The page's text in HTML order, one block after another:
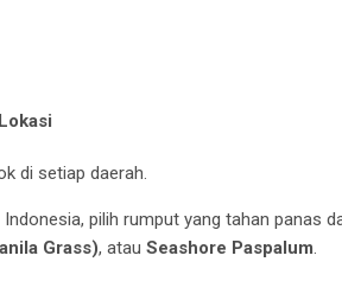
di setiap daerah.
Indonesia, pilih rumput yang tahan panas
Grass), atau Seashore Paspalum.